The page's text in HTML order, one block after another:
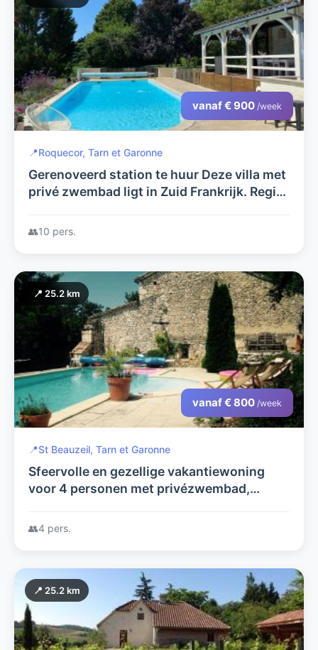
vanaf € 900 /week
📍Roquecor, Tarn et Garonne
Gerenoveerd station te huur Deze villa met
privé zwembad ligt in Zuid Frankrijk. Regio:
👥10 pers.
📍 25.2 km
vanaf € 800 /week
📍St Beauzeil, Tarn et Garonne
Sfeervolle en gezellige vakantiewoning
voor 4 personen met privézwembad,
van 4 hectare.
👥4 pers.
📍 25.2 km